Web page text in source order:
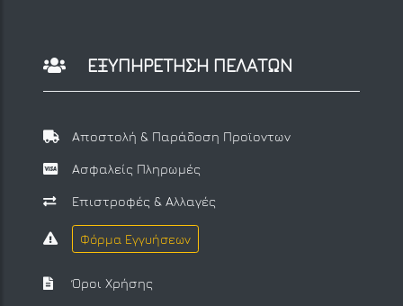
ΕΞΥΠΗΡΕΤΗΣΗ ΠΕΛΑΤΩΝ
Αποστολή & Παράδοση Προϊοντων
Ασφαλείς Πληρωμές
Επιστροφές & Αλλαγές
Φόρμα Εγγυήσεων
Όροι Χρήσης